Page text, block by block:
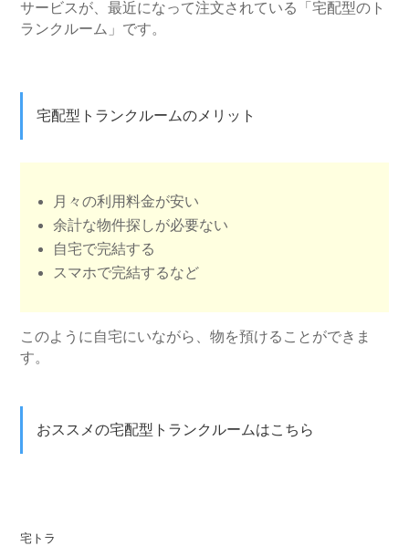
サービスが、最近になって注文されている「宅配型のト
ランクルーム」です。
宅配型トランクルームのメリット
月々の利用料金が安い
余計な物件探しが必要ない
自宅で完結する
スマホで完結するなど
このように自宅にいながら、物を預けることができま
す。
おススメの宅配型トランクルームはこちら
宅トラ